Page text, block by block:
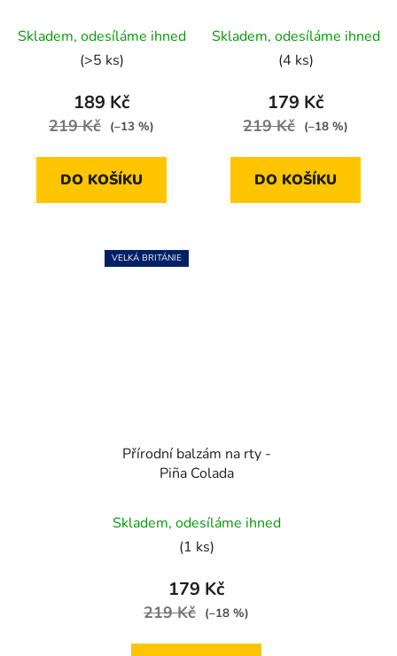
hodnocení
produktu
je
5,0
hvězdiček.
Skladem, odesíláme ihned
(>5 ks)
189 Kč
219 Kč (–13 %)
DO KOŠÍKU
hodnocení
produktu
je
5,0
hvězdiček.
Skladem, odesíláme ihned
(4 ks)
179 Kč
219 Kč (–18 %)
DO KOŠÍKU
VELKÁ BRITÁNIE
Přírodní balzám na rty -
Piña Colada
hodnocení
produktu
je
5,0
Skladem, odesíláme ihned
(1 ks)
179 Kč
219 Kč (–18 %)